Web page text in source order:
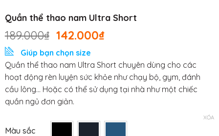
Quần thể thao nam Ultra Short
189.000₫ 142.000₫
Giúp bạn chọn size
Quần thể thao nam Ultra Short chuyên dùng cho các
hoạt động rèn luyện sức khỏe như chạy bộ, gym, đánh
cầu lông… Hoặc có thể sử dụng tại nhà như một chiếc
quần ngủ đơn giản.
Màu sắc
XÓA